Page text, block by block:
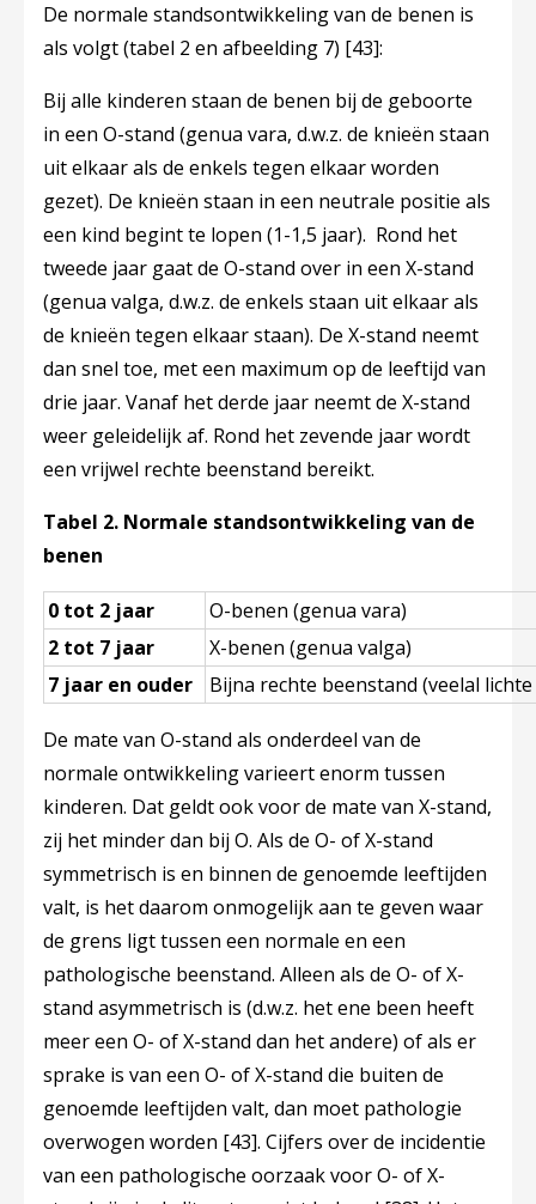
De normale standsontwikkeling van de benen is
als volgt (tabel 2 en afbeelding 7) [43]:
Bij alle kinderen staan de benen bij de geboorte
in een O-stand (genua vara, d.w.z. de knieën staan
uit elkaar als de enkels tegen elkaar worden
gezet). De knieën staan in een neutrale positie als
een kind begint te lopen (1-1,5 jaar). Rond het
tweede jaar gaat de O-stand over in een X-stand
(genua valga, d.w.z. de enkels staan uit elkaar als
de knieën tegen elkaar staan). De X-stand neemt
dan snel toe, met een maximum op de leeftijd van
drie jaar. Vanaf het derde jaar neemt de X-stand
weer geleidelijk af. Rond het zevende jaar wordt
een vrijwel rechte beenstand bereikt.
Tabel 2. Normale standsontwikkeling van de
benen
0 tot 2 jaar
O-benen (genua vara)
2 tot 7 jaar
X-benen (genua valga)
7 jaar en ouder
Bijna rechte beenstand (veelal
De mate van O-stand als onderdeel van de
normale ontwikkeling varieert enorm tussen
kinderen. Dat geldt ook voor de mate van X-stand,
zij het minder dan bij O. Als de O- of X-stand
symmetrisch is en binnen de genoemde leeftijden
valt, is het daarom onmogelijk aan te geven waar
de grens ligt tussen een normale en een
pathologische beenstand. Alleen als de O- of X-
stand asymmetrisch is (d.w.z. het ene been heeft
meer een O- of X-stand dan het andere) of als er
sprake is van een O- of X-stand die buiten de
genoemde leeftijden valt, dan moet pathologie
overwogen worden [43]. Cijfers over de incidentie
van een pathologische oorzaak voor O- of X-